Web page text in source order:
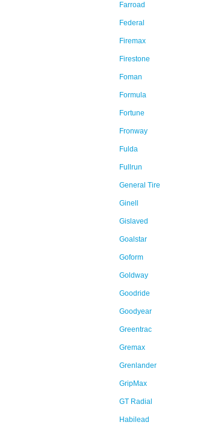
Farroad
Federal
Firemax
Firestone
Foman
Formula
Fortune
Fronway
Fulda
Fullrun
General Tire
Ginell
Gislaved
Goalstar
Goform
Goldway
Goodride
Goodyear
Greentrac
Gremax
Grenlander
GripMax
GT Radial
Habilead